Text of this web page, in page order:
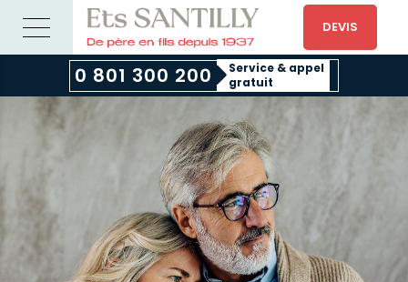
DEVIS
0 801 300 200
Service & appel
gratuit